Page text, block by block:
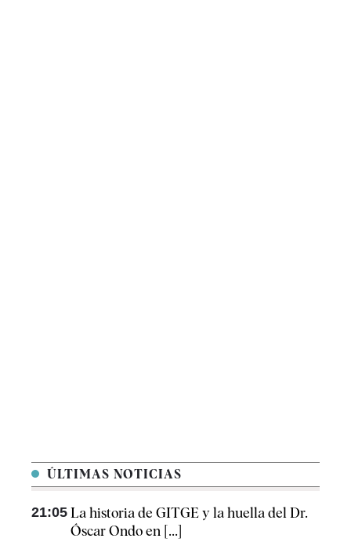
ÚLTIMAS NOTICIAS
21:05 La historia de GITGE y la huella del Dr.
Óscar Ondo en [...]